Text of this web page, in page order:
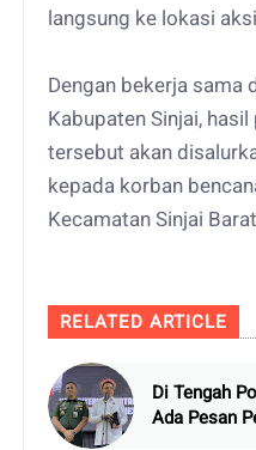
langsung ke lokasi
Dengan bekerja sama
Kabupaten Sinjai,
tersebut akan
kepada korban
Kecamatan Sinjai
RELATED ARTICLE
Di Tengah
Ada Pesan